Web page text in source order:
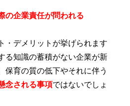
の企業責任が問われる
・デメリットが挙げられます
る知識の蓄積がない企業が新
保育の質の低下やそれに伴う
念される事項ではないでしょ